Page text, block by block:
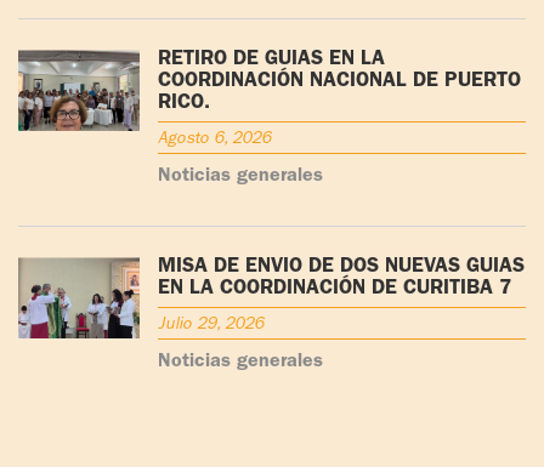
RETIRO DE GUÍAS EN LA
COORDINACIÓN NACIONAL DE PUERTO
RICO.
Agosto 6, 2026
Noticias generales
MISA DE ENVÍO DE DOS NUEVAS GUÍAS
EN LA COORDINACIÓN DE CURITIBA 7
Julio 29, 2026
Noticias generales